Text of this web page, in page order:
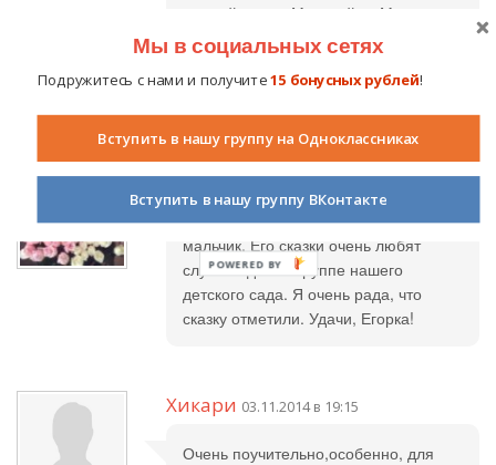
и герой сказки Муравейка. Можно
целый цикл историй про Муравейку
сочинить. Скорее бы сам Егор смог
свои сказки записывать.
Гришина Татьяна 02.11.2014 в 13:18
Наш Егорка замечательный , добрый
мальчик. Его сказки очень любят
слушать дети в группе нашего
детского сада. Я очень рада, что
сказку отметили. Удачи, Егорка!
Хикари 03.11.2014 в 19:15
Очень поучительно,особенно, для
Мы в социальных сетях
Подружитесь с нами и получите15 бонусных рублей!
Вступить в нашу группу на Одноклассниках
Вступить в нашу группу ВКонтакте